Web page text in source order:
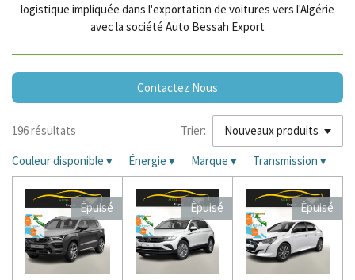
logistique impliquée dans l'exportation de voitures vers l'Algérie
avec la société Auto Bessah Export
Contactez Nous
196 résultats Trier:
Couleur disponible ▾ Énergie ▾ Marque ▾ Transmission ▾
Épuisé Épuisé Épuisé